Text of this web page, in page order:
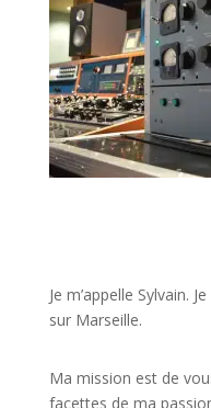
Je m’appelle Sylvain.
sur Marseille.
Ma mission est de
facettes de ma